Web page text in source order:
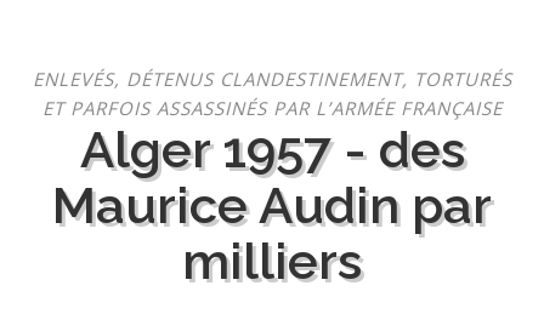
contenu
ENLEVÉS, DÉTENUS CLANDESTINEMENT, TORTURÉS
ET PARFOIS ASSASSINÉS PAR L’ARMÉE FRANÇAISE
Alger 1957 - des
Maurice Audin par
milliers